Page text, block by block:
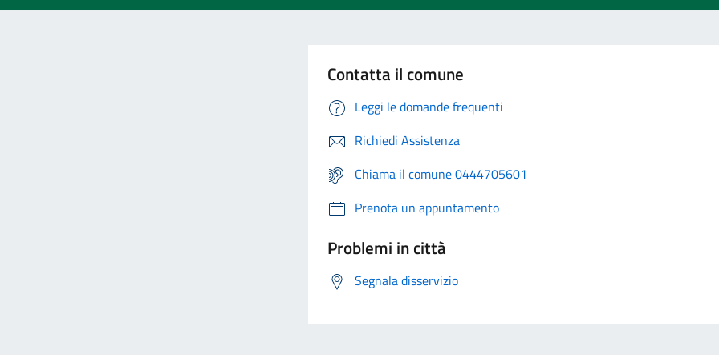
Contatta il comune
Leggi le domande frequenti
Richiedi Assistenza
Chiama il comune 0444705601
Prenota un appuntamento
Problemi in città
Segnala disservizio